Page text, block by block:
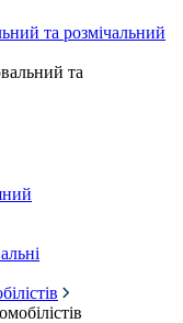
та розмічальний
та